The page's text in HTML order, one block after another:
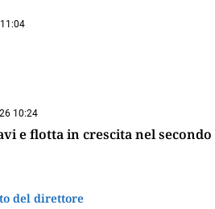
10:24
e flotta in crescita nel secondo
del direttore